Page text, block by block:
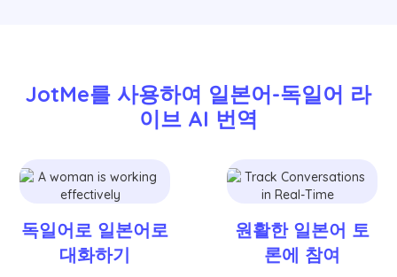
JotMe를 사용하여 일본어-독일어 라
이브 AI 번역
독일어로 일본어로
대화하기
원활한 일본어 토
론에 참여